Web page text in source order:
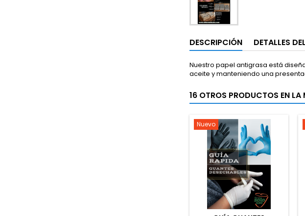
DESCRIPCIÓN DETALLES
Nuestro papel antigrasa está
aceite y manteniendo una
16 OTROS PRODUCTOS EN
Nuevo